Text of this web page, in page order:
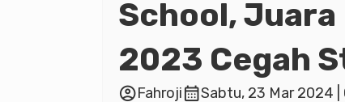
School, Juara
2023 Cegah
account_circleFahrojicalendar_monthSabtu, 23 Mar 2024 |